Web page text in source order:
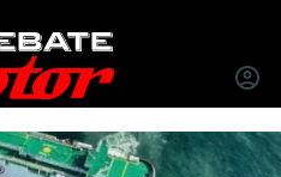
INICIAR